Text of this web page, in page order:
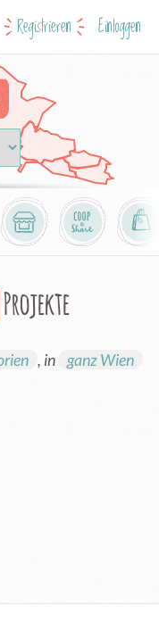
Registrieren Einloggen
Projekte
, in ganz Wien